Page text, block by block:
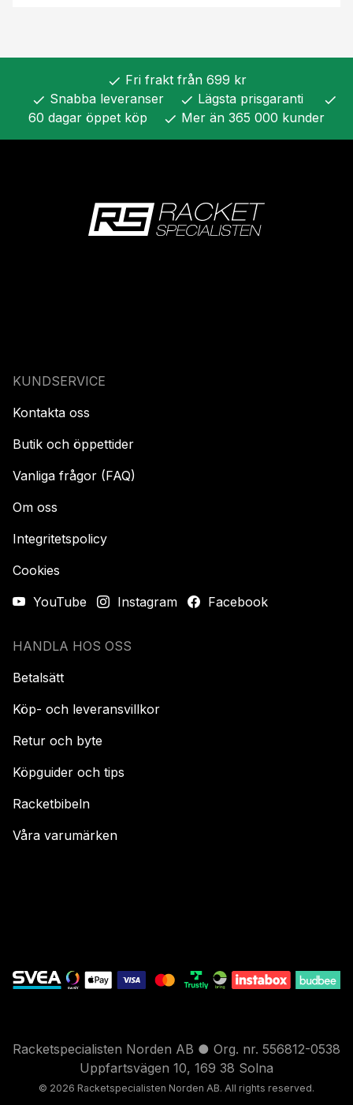
check Fri frakt från 699 kr
check Snabba leveranser check Lägsta prisgaranti check
60 dagar öppet köp check Mer än 365 000 kunder
KUNDSERVICE
Kontakta oss
Butik och öppettider
Vanliga frågor (FAQ)
Om oss
Integritetspolicy
Cookies
YouTube
Instagram Facebook
HANDLA HOS OSS
Betalsätt
Köp- och leveransvillkor
Retur och byte
Köpguider och tips
Racketbibeln
Våra varumärken
Racketspecialisten Norden AB ● Org. nr. 556812-0538
Uppfartsvägen 10, 169 38 Solna
© 2026 Racketspecialisten Norden AB. All rights reserved.